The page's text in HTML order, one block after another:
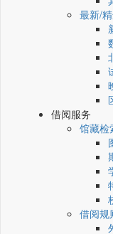
最新/
借阅服务
馆藏检
借阅规